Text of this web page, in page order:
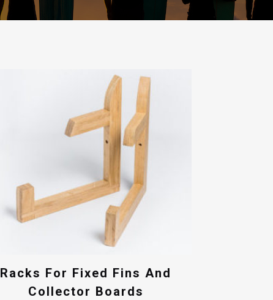
Racks For Fixed Fins And
Collector Boards